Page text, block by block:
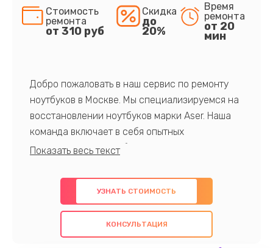
Стоимость
ремонта
от 310 руб
Скидка
до
20%
Время
ремонта
от 20
мин
Добро пожаловать в наш сервис по ремонту
ноутбуков в Москве. Мы специализируемся на
восстановлении ноутбуков марки Aser. Наша
команда включает в себя опытных
профессионалов с обширными знаниями и
предлагаем быстрый и качественный ремонт с
использованием оригинальных компонентов, а
также гарантируем качество всех
проведенных работ. Наша цель - предоставить
УЗНАТЬ СТОИМОСТЬ
КОНСУЛЬТАЦИЯ